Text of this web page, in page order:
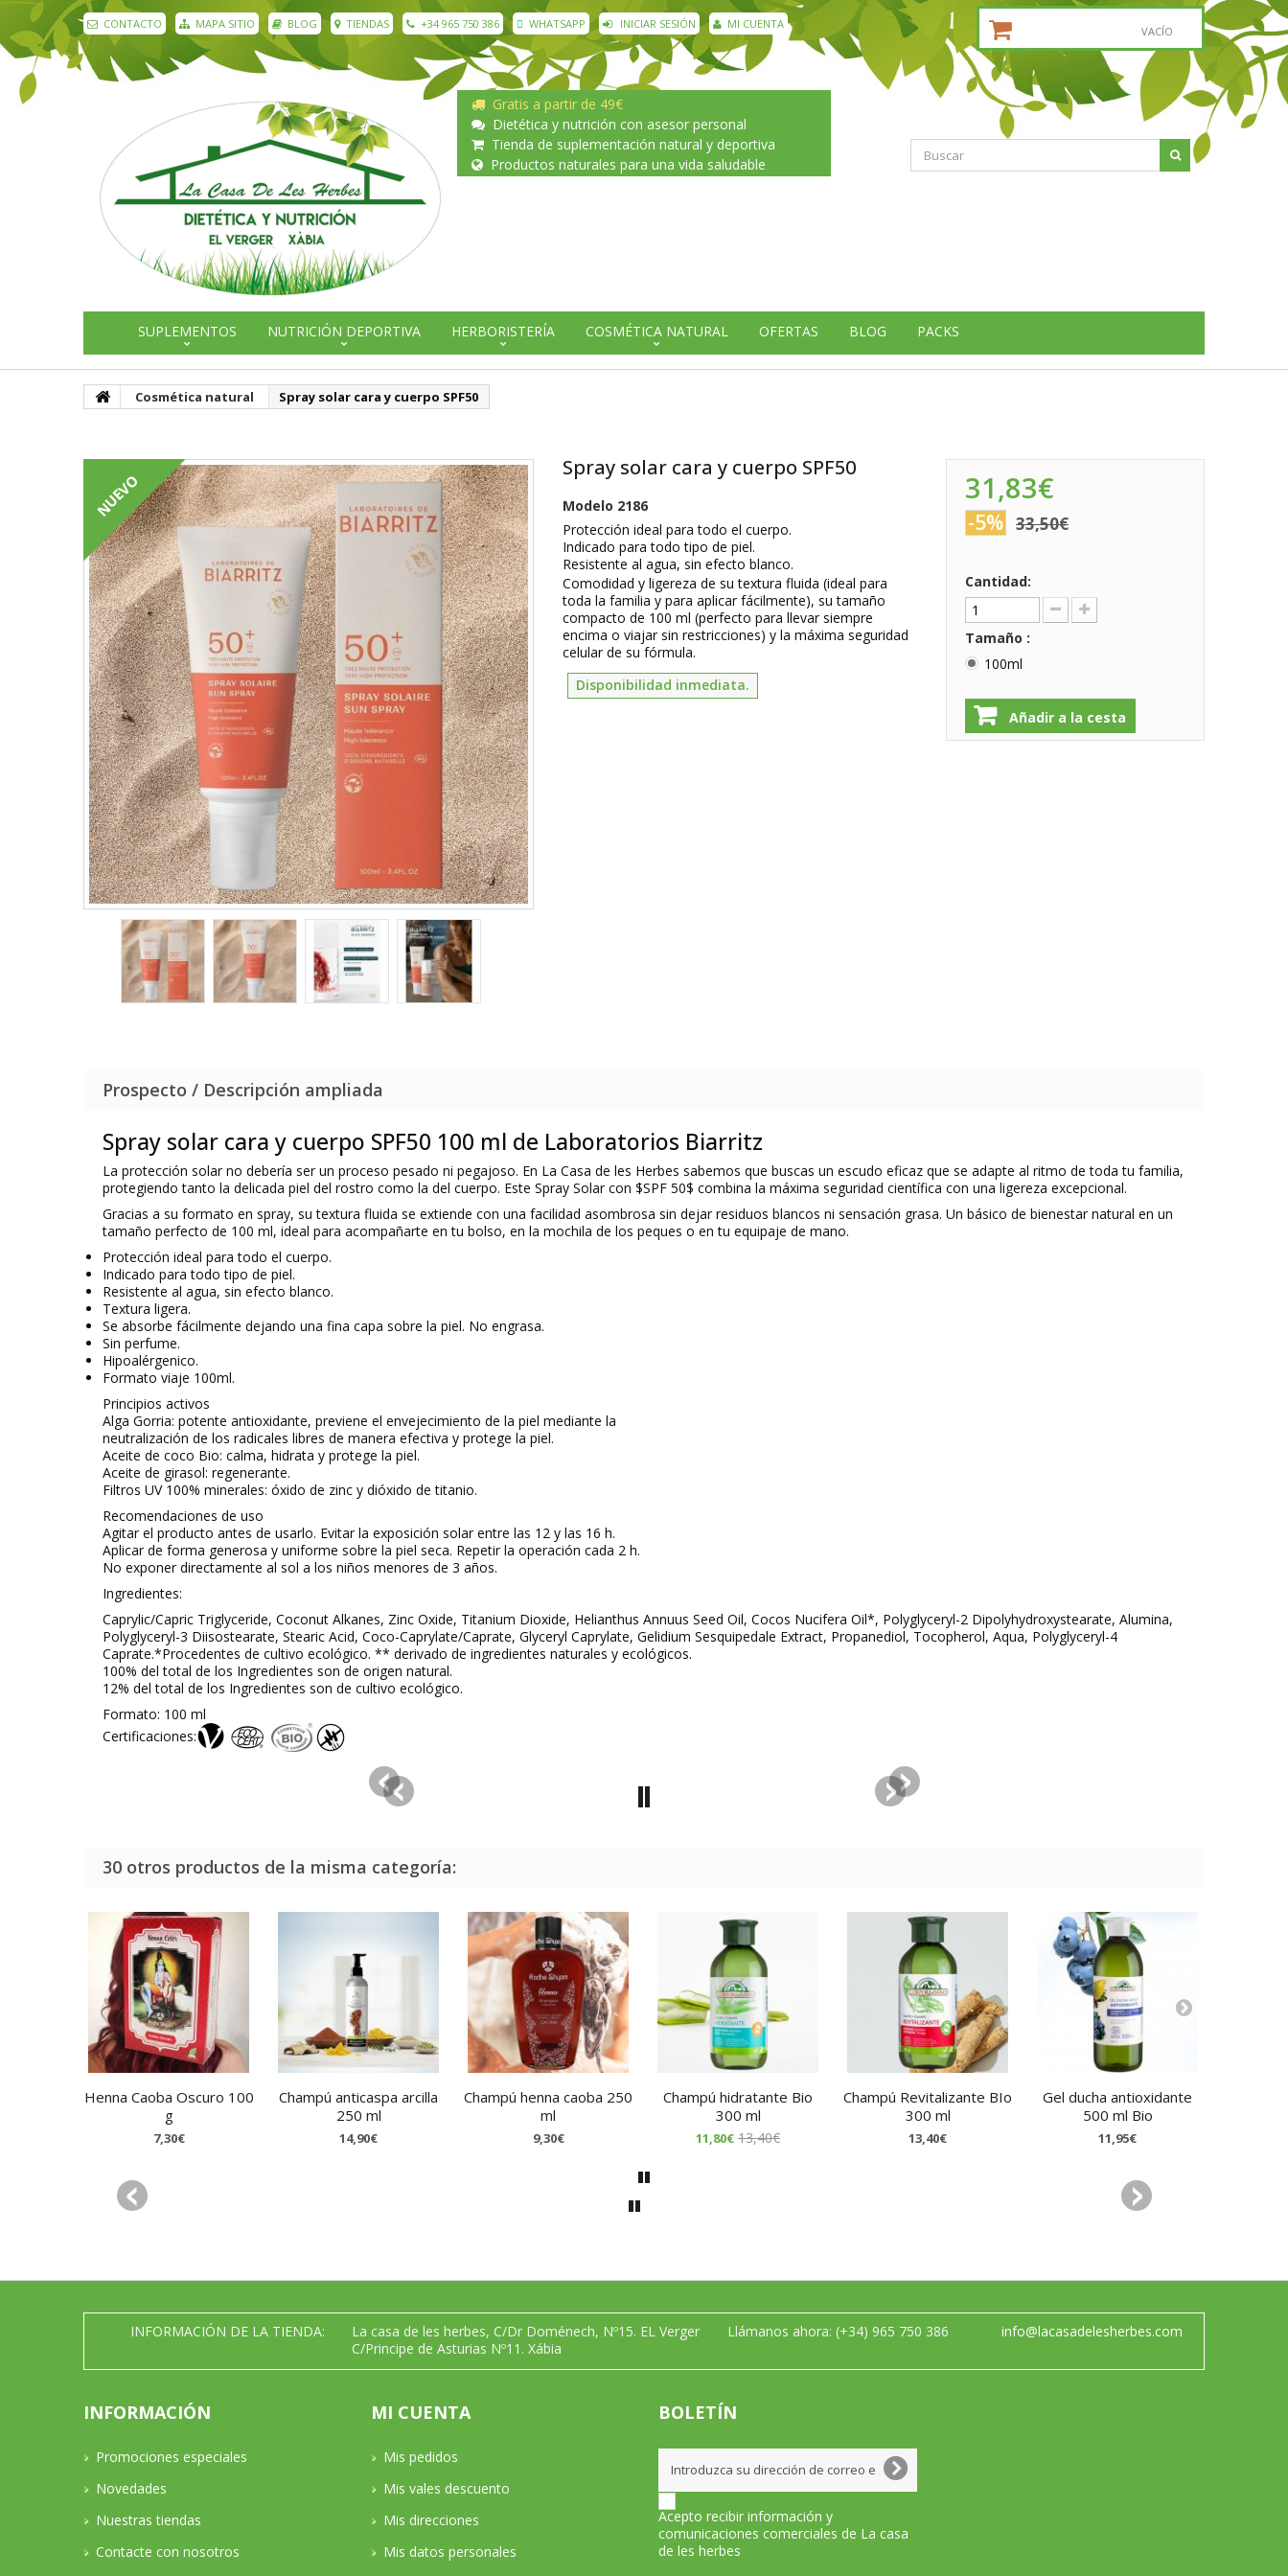
VACÍO
CONTACTO MAPA SITIO BLOG TIENDAS +34 965 750 386 WHATSAPP INICIAR SESIÓN MI CUENTA
Gratis a partir de 49€
Dietética y nutrición con asesor personal
Tienda de suplementación natural y deportiva
Productos naturales para una vida saludable
SUPLEMENTOS NUTRICIÓN DEPORTIVA HERBORISTERÍA COSMÉTICA NATURAL OFERTAS BLOG PACKS
Cosmética natural Spray solar cara y cuerpo SPF50
NUEVO
Spray solar cara y cuerpo SPF50
Modelo 2186
Protección ideal para todo el cuerpo.
Indicado para todo tipo de piel.
Resistente al agua, sin efecto blanco.
Comodidad y ligereza de su textura fluida (ideal para
toda la familia y para aplicar fácilmente), su tamaño
compacto de 100 ml (perfecto para llevar siempre
encima o viajar sin restricciones) y la máxima seguridad
celular de su fórmula.
Disponibilidad inmediata.
31,83€
-5% 33,50€
Cantidad:
Tamaño :
100ml
Añadir a la cesta
Prospecto / Descripción ampliada
Spray solar cara y cuerpo SPF50 100 ml de Laboratorios Biarritz
La protección solar no debería ser un proceso pesado ni pegajoso. En La Casa de les Herbes sabemos que buscas un escudo eficaz que se adapte al ritmo de toda tu familia,
protegiendo tanto la delicada piel del rostro como la del cuerpo. Este Spray Solar con $SPF 50$ combina la máxima seguridad científica con una ligereza excepcional.
Gracias a su formato en spray, su textura fluida se extiende con una facilidad asombrosa sin dejar residuos blancos ni sensación grasa. Un básico de bienestar natural en un
tamaño perfecto de 100 ml, ideal para acompañarte en tu bolso, en la mochila de los peques o en tu equipaje de mano.
Protección ideal para todo el cuerpo.
Indicado para todo tipo de piel.
Resistente al agua, sin efecto blanco.
Textura ligera.
Se absorbe fácilmente dejando una fina capa sobre la piel. No engrasa.
Sin perfume.
Hipoalérgenico.
Formato viaje 100ml.
Principios activos
Alga Gorria: potente antioxidante, previene el envejecimiento de la piel mediante la
neutralización de los radicales libres de manera efectiva y protege la piel.
Aceite de coco Bio: calma, hidrata y protege la piel.
Aceite de girasol: regenerante.
Filtros UV 100% minerales: óxido de zinc y dióxido de titanio.
Recomendaciones de uso
Agitar el producto antes de usarlo. Evitar la exposición solar entre las 12 y las 16 h.
Aplicar de forma generosa y uniforme sobre la piel seca. Repetir la operación cada 2 h.
No exponer directamente al sol a los niños menores de 3 años.
Ingredientes:
Caprylic/Capric Triglyceride, Coconut Alkanes, Zinc Oxide, Titanium Dioxide, Helianthus Annuus Seed Oil, Cocos Nucifera Oil*, Polyglyceryl-2 Dipolyhydroxystearate, Alumina,
Polyglyceryl-3 Diisostearate, Stearic Acid, Coco-Caprylate/Caprate, Glyceryl Caprylate, Gelidium Sesquipedale Extract, Propanediol, Tocopherol, Aqua, Polyglyceryl-4
Caprate.*Procedentes de cultivo ecológico. ** derivado de ingredientes naturales y ecológicos.
100% del total de los Ingredientes son de origen natural.
12% del total de los Ingredientes son de cultivo ecológico.
Formato: 100 ml
Certificaciones:
30 otros productos de la misma categoría:
Henna Caoba Oscuro 100
g
7,30€
Champú anticaspa arcilla
250 ml
14,90€
Champú henna caoba 250
ml
9,30€
Champú hidratante Bio
300 ml
11,80€ 13,40€
Champú Revitalizante BIo
300 ml
13,40€
Gel ducha antioxidante
500 ml Bio
11,95€
INFORMACIÓN DE LA TIENDA:
La casa de les herbes, C/Dr Doménech, Nº15. EL Verger
C/Principe de Asturias Nº11. Xábia
Llámanos ahora: (+34) 965 750 386 info@lacasadelesherbes.com
INFORMACIÓN
Promociones especiales
Novedades
Nuestras tiendas
Contacte con nosotros
MI CUENTA
Mis pedidos
Mis vales descuento
Mis direcciones
Mis datos personales
BOLETÍN
Acepto recibir información y
comunicaciones comerciales de La casa
de les herbes